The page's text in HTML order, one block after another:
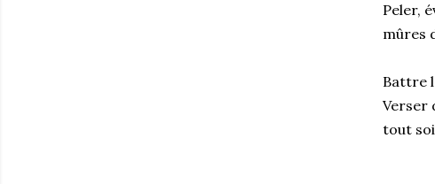
Peler,
mûres
Battre
Verser
tout